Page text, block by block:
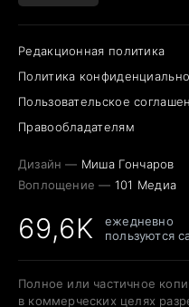
Редакционная политика
Политика
Пользовательское
Правообладателям
Дизайн — Миша Гончаров
Воплощение — 101 Медиа
69,6K
ежедневно
пользуются
Полное или частичное
в коммерческих целях